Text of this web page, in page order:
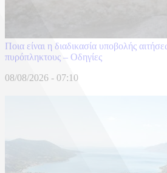
Ποια είναι η διαδικασία υποβολής
πυρόπληκτους – Οδηγίες
08/08/2026 - 07:10